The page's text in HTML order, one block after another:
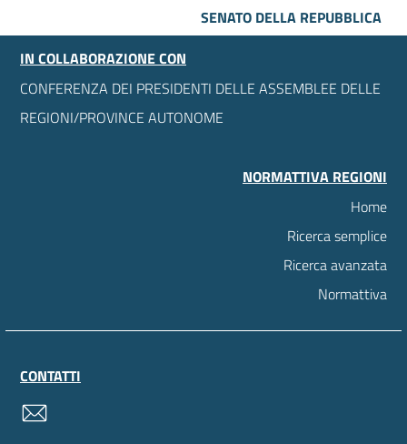
SENATO DELLA REPUBBLICA
IN COLLABORAZIONE CON
CONFERENZA DEI PRESIDENTI DELLE ASSEMBLEE DELLE
REGIONI/PROVINCE AUTONOME
NORMATTIVA REGIONI
Home
Ricerca semplice
Ricerca avanzata
Normattiva
CONTATTI